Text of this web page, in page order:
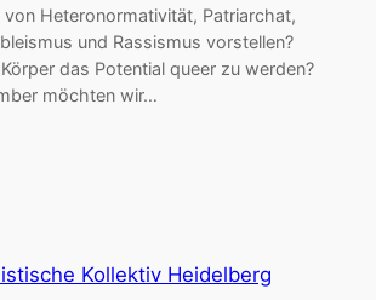
von Heteronormativität, Patriarchat,
und Rassismus vorstellen?
das Potential queer zu werden?
möchten wir…
Kollektiv Heidelberg